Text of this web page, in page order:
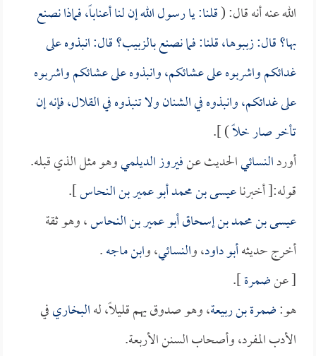
الله عنه أنه قال: (قلنا: يا رسول الله إن لنا أعناباً، فماذا نصنع
بها؟ قال: زببوها، قلنا: فما نصنع بالزبيب؟ قال: انبذوه على
غدائكم واشربوه على عشائكم، وانبذوه على عشائكم واشربوه
على غدائكم، وانبذوه في الشنان ولا تنبذوه في القلال، فإنه إن
تأخر صار خلاً) ].
أوردالنسائيالحديث عنفيروز الديلميوهو مثل الذي قبله.
قوله:[ أخبرناعيسى بن محمد أبو عمير بن النحاس].
عيسى بن محمد بن إسحاق أبو عمير بن النحاس، وهو ثقة
أخرج حديثهأبو داود، والنسائي، وابن ماجه.
[ عنضمرة].
هو:ضمرة بن ربيعة، وهو صدوق يهم قليلاً، لهالبخاريفي
الأدب المفرد، وأصحاب السنن الأربعة.